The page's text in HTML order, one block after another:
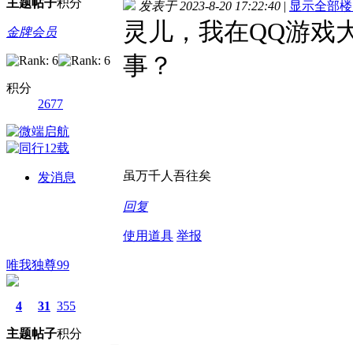
金牌会员
积分
2677
发消息
发表于 2023-8-20 17:22:40 | 显示全部
灵儿，我在QQ游戏
事？
虽万千人吾往矣
回复
使用道具 举报
唯我独尊99
4
主题
31
帖子
355
积分